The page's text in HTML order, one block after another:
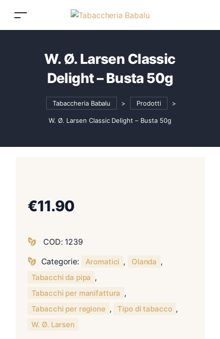
W. Ø. Larsen Classic
Delight – Busta 50g
Tabaccheria Babalu > Prodotti >
W. Ø. Larsen Classic Delight – Busta 50g
€11.90
COD: 1239
Categorie:
Aromatici , Olanda ,
Tabacchi da pipa ,
Tabacchi per manifattura ,
Tabacchi per regione , Tipo di tabacco ,
W. Ø. Larsen